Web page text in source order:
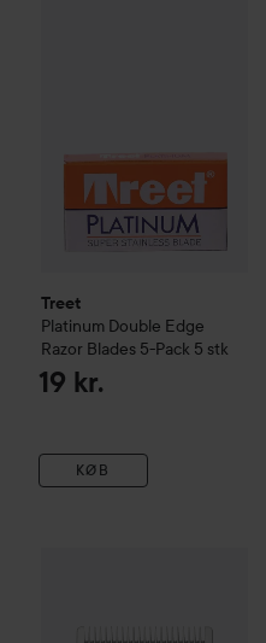
Treet
Platinum Double Edge
Razor Blades 5-Pack 5 stk
19 kr.
KØB